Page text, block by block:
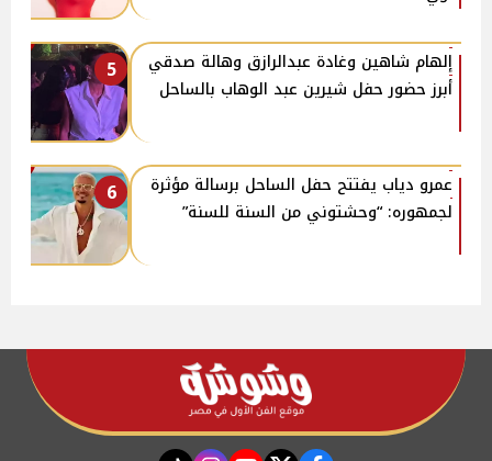
5
إلهام شاهين وغادة عبدالرازق وهالة صدقي
أبرز حضور حفل شيرين عبد الوهاب بالساحل
6
عمرو دياب يفتتح حفل الساحل برسالة مؤثرة
لجمهوره: “وحشتوني من السنة للسنة”